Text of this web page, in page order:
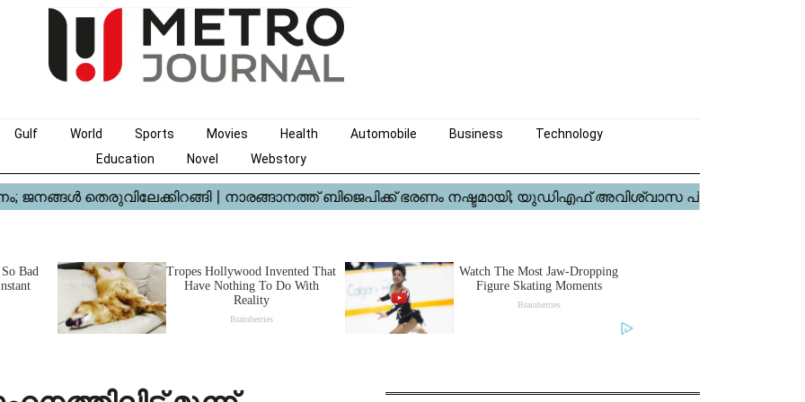
Gulf World Sports Movies Health Automobile Business
Technology
Education
Novel Webstory